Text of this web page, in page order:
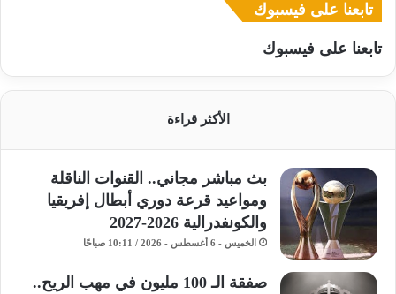
تابعنا على فيسبوك
تابعنا على فيسبوك
الأكثر قراءة
بث مباشر مجاني.. القنوات الناقلة
ومواعيد قرعة دوري أبطال إفريقيا
والكونفدرالية 2026-2027
الخميس - 6 أغسطس - 2026 / 10:11 صباحًا
صفقة الـ 100 مليون في مهب الريح..